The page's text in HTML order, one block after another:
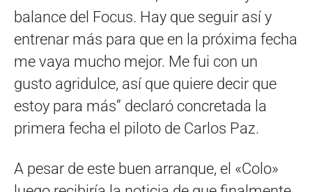
balance del Focus. Hay que seguir así y
entrenar más para que en la próxima fecha
me vaya mucho mejor. Me fui con un
gusto agridulce, así que quiere decir que
estoy para más” declaró concretada la
primera fecha el piloto de Carlos Paz.
A pesar de este buen arranque, el «Colo»